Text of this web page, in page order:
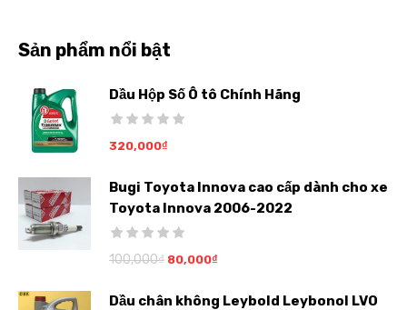
Sản phẩm nổi bật
Dầu Hộp Số Ô tô Chính Hãng
320,000₫
Bugi Toyota Innova cao cấp dành cho xe
Toyota Innova 2006-2022
100,000₫ 80,000₫
Dầu chân không Leybold Leybonol LVO